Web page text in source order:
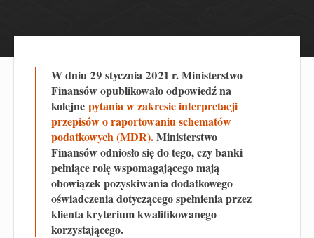
W dniu 29 stycznia 2021 r. Ministerstwo
Finansów opublikowało odpowiedź na
kolejne pytania w zakresie interpretacji
przepisów o raportowaniu schematów
podatkowych (MDR).Ministerstwo
Finansów odniosło się do tego, czy banki
pełniące rolę wspomagającego mają
obowiązek pozyskiwania dodatkowego
oświadczenia dotyczącego spełnienia przez
klienta kryterium kwalifikowanego
korzystającego.